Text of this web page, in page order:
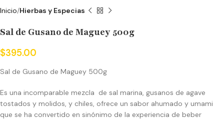
Inicio Hierbas y Especias
Sal de Gusano de Maguey 500g
$395.00
Sal de Gusano de Maguey 500g
Es una incomparable mezcla de sal marina, gusanos de agave
tostados y molidos, y chiles, ofrece un sabor ahumado y umami
que se ha convertido en sinónimo de la experiencia de beber